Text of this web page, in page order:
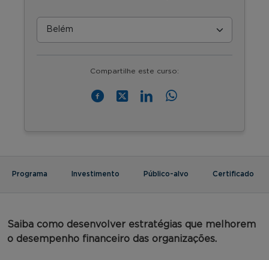
Compartilhe este curso:
Programa Investimento Público-alvo Certificado
Saiba como desenvolver estratégias que melhorem
o desempenho financeiro das organizações.